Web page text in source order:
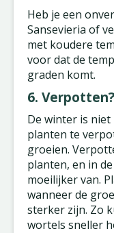
Heb je een
Sansevieria of
met koudere
voor dat de
graden komt.
6.
De winter is
planten te
groeien.
planten, en in
moeilijker van.
wanneer de
sterker zijn. Zo
wortels sneller